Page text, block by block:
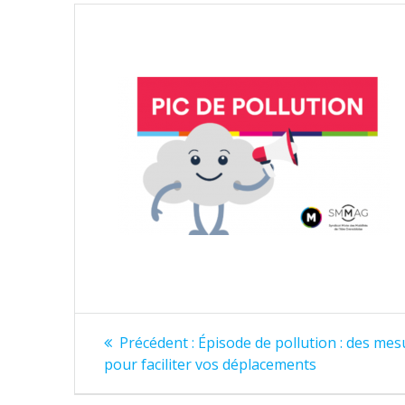
Navigation
de
Précédent : Article
précédent
Épisode de pollution : des
pour faciliter vos déplacements